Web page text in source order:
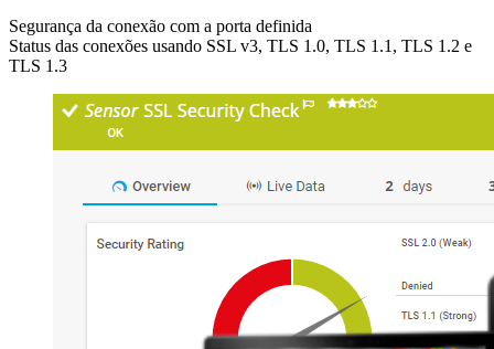
Segurança da conexão com a porta definida
Status das conexões usando SSL v3, TLS 1.0, TLS 1.1, TLS 1.2 e
TLS 1.3